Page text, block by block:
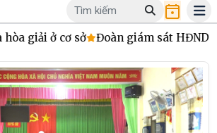
Đoàn giám sát HĐND xã Kỳ Thượng